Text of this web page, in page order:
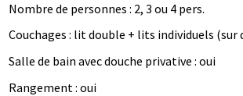
Nombre de personnes : 2, 3 ou 4 pers.
Couchages : lit double + lits individuels (sur
Salle de bain avec douche privative : oui
Rangement : oui